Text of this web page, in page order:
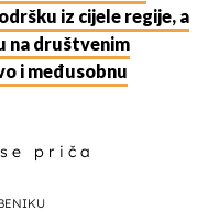
iz cijele regije, a
na društvenim
i međusobnu
priča